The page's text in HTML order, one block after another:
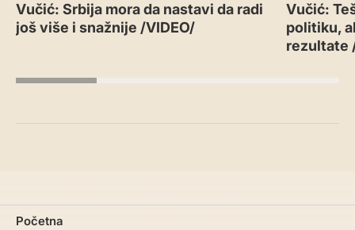
Vučić: Srbija mora da nastavi da radi
još više i snažnije /VIDEO/
Vučić:
politiku,
rezultate
Početna